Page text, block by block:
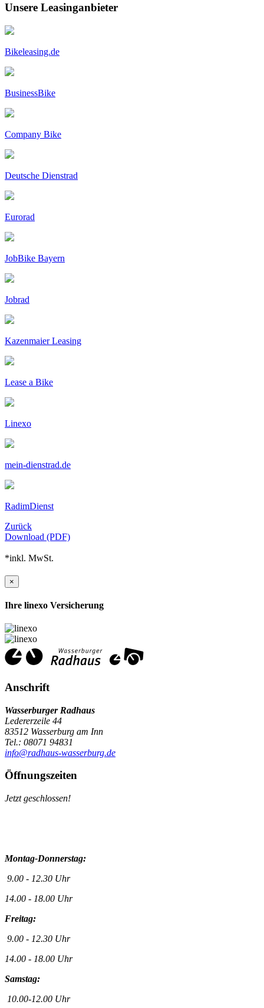
Unsere Leasinganbieter
Bikeleasing.de
BusinessBike
Company Bike
Deutsche Dienstrad
Eurorad
JobBike Bayern
Jobrad
Kazenmaier Leasing
Lease a Bike
Linexo
mein-dienstrad.de
RadimDienst
Zurück
Download (PDF)
*inkl. MwSt.
×
Ihre linexo Versicherung
Anschrift
Wasserburger Radhaus
Ledererzeile 44
83512 Wasserburg am Inn
Tel.: 08071 94831
info@radhaus-wasserburg.de
Öffnungszeiten
Jetzt geschlossen!
Montag-Donnerstag:
9.00 - 12.30 Uhr
14.00 - 18.00 Uhr
Freitag:
9.00 - 12.30 Uhr
14.00 - 18.00 Uhr
Samstag:
10.00-12.00 Uhr